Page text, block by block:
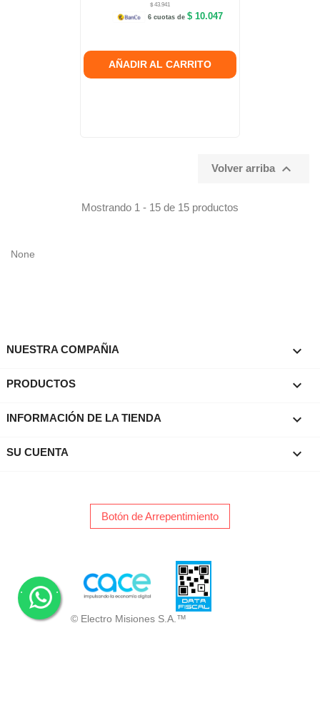
$ 43.941
6 cuotas de$ 10.047
AÑADIR AL CARRITO
Volver arriba 
Mostrando 1 - 15 de 15 productos
None
NUESTRA COMPAÑIA 
PRODUCTOS 
INFORMACIÓN DE LA TIENDA keyboard_arrow_down
SU CUENTA 
Botón de Arrepentimiento
© Electro Misiones S.A.™
. .